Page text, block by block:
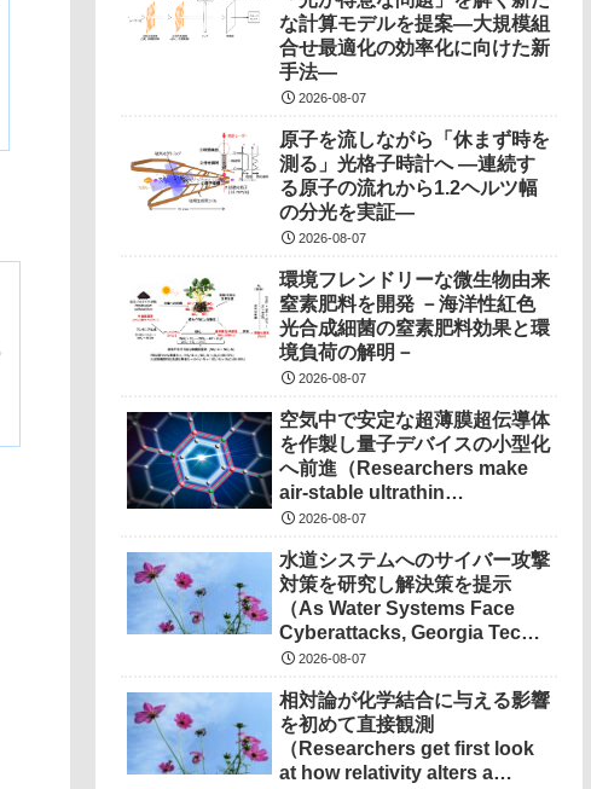
な計算モデルを提案―大規模組
合せ最適化の効率化に向けた新
手法―
2026-08-07
原子を流しながら「休まず時を
測る」光格子時計へ ―連続す
る原子の流れから1.2ヘルツ幅
の分光を実証―
2026-08-07
環境フレンドリーな微生物由来
窒素肥料を開発 －海洋性紅色
光合成細菌の窒素肥料効果と環
境負荷の解明－
2026-08-07
空気中で安定な超薄膜超伝導体
を作製し量子デバイスの小型化
へ前進（Researchers make
air-stable ultrathin
superconductors more
devices）
2026-08-07
水道システムへのサイバー攻撃
対策を研究し解決策を提示
（As Water Systems Face
Cyberattacks, Georgia Tech
Research Points to
2026-08-07
相対論が化学結合に与える影響
を初めて直接観測
（Researchers get first look
at how relativity alters a